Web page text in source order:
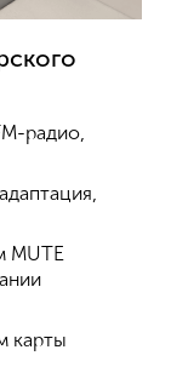
радио,
MUTE
карты